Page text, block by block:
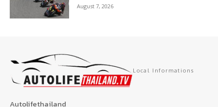
August 7, 2026
Local Informations
Autolifethailand